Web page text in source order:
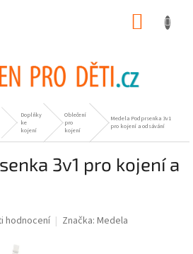
Doplňky
ke
kojení
Oblečení
pro
kojení
Medela Podprsenka 3v1
pro kojení a odsávání
3v1 pro kojení a
hodnocení Značka: Medela